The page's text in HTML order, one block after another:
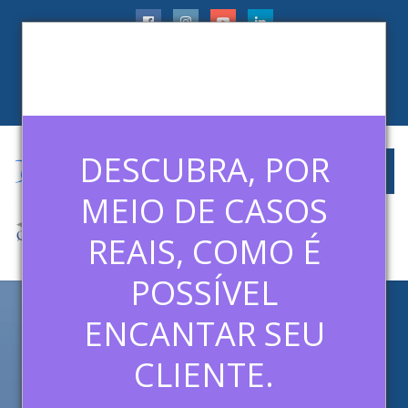
DESCUBRA, POR
MEIO DE CASOS
REAIS, COMO É
POSSÍVEL
ENCANTAR SEU
CLIENTE.
PLANO DE REMUNERAÇÃO
PARA VENDEDORES: FIXO X